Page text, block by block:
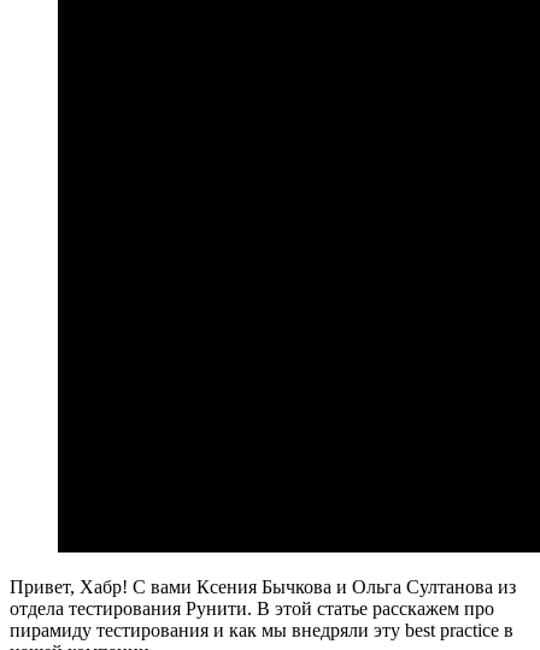
Привет, Хабр! С вами Ксения Бычкова и Ольга Султанова из
отдела тестирования Рунити. В этой статье расскажем про
пирамиду тестирования и как мы внедряли эту best practice в